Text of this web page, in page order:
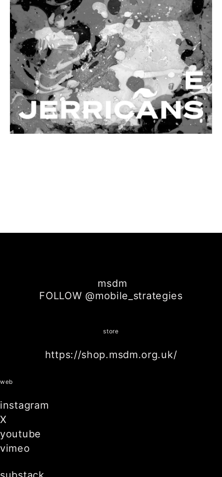
msdm
FOLLOW @mobile_strategies
store
https://shop.msdm.org.uk/
web
instagram
X
youtube
vimeo